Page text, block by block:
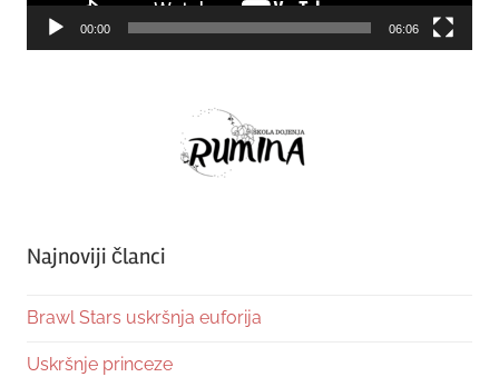
00:00 06:06
Najnoviji članci
Brawl Stars uskršnja euforija
Uskršnje princeze